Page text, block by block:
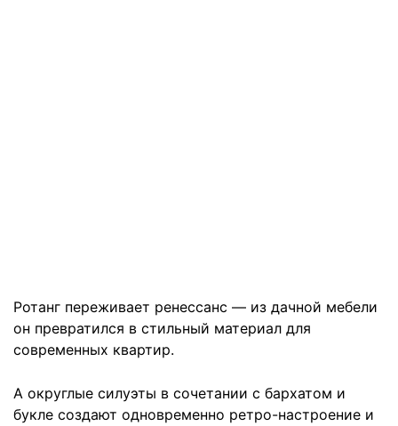
Ротанг переживает ренессанс — из дачной мебели
он превратился в стильный материал для
современных квартир.
А округлые силуэты в сочетании с бархатом и
букле создают одновременно ретро-настроение и